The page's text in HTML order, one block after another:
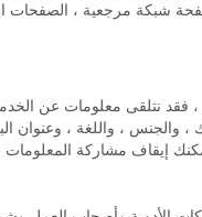
شبكة مرجعية ، الصفحات
، واللغة ، وعنوان البريد
إيقاف مشاركة